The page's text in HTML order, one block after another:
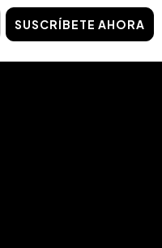
SUSCRÍBETE AHORA